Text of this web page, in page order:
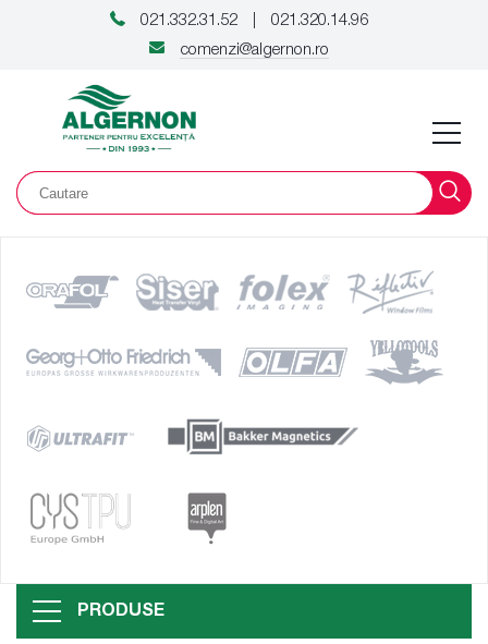
021.332.31.52
021.320.14.96
comenzi@algernon.ro
PRODUSE